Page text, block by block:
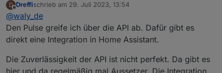
Tibber pulse: Da hab ich auch drüber nachgedacht.
Assistant einbinden, oder geht das immer nur über die
Cloud (API)?
Meinen Tasmota-Sensor würde ich nur ungern gegen
D
Offline
Dreffischrieb am 29. Juli 2023, 13:54
zuletzt editiert von
@waly_de
Den Pulse greife ich über die API ab. Dafür gibt es
direkt eine Integration in Home Assistant.
Die Zuverlässigkeit der API ist nicht perfekt. Da gibt es
hier und da regelmäßig mal Aussetzer. Die Integration